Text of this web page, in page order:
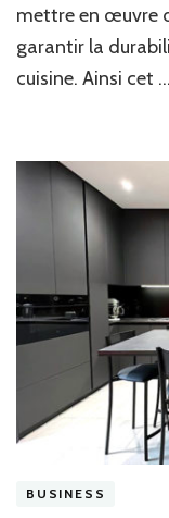
mettre en œuvre
garantir la
cuisine. Ainsi cet …
BUSINESS